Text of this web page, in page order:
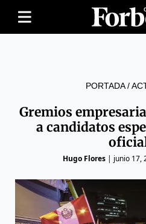
PORTADA/
Gremios
a candidatos
Hugo Flores| junio 17,